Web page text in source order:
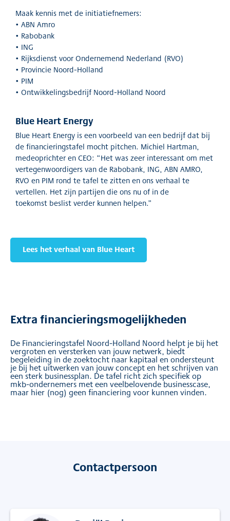
Maak kennis met de initiatiefnemers:
• ABN Amro
• Rabobank
• ING
• Rijksdienst voor Ondernemend Nederland (RVO)
• Provincie Noord-Holland
• PIM
• Ontwikkelingsbedrijf Noord-Holland Noord
Blue Heart Energy
Blue Heart Energy is een voorbeeld van een bedrijf dat bij
de financieringstafel mocht pitchen. Michiel Hartman,
medeoprichter en CEO: “Hetwas zeer interessantom met
vertegenwoordigers van de Rabobank, ING, ABN AMRO,
RVO en PIM rond te tafel te zitten enons verhaal te
vertellen. Het zijn partijen die ons nu of in de
toekomst beslistverder kunnen helpen.”
Lees het verhaal van Blue Heart
Extra financieringsmogelijkheden
De Financieringstafel Noord-Holland Noord helpt je bij het
vergroten en versterken van jouw netwerk, biedt
begeleiding in de zoektocht naar kapitaal en ondersteunt
je bij het uitwerken van jouw concept en het schrijven van
een sterk businessplan. De tafel richt zich specifiek op
mkb-ondernemers met een veelbelovende businesscase,
maar hier (nog) geen financiering voor kunnen vinden.
Contactpersoon